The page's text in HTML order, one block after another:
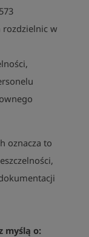
rozdzielnic w
oznacza to
myślą o: